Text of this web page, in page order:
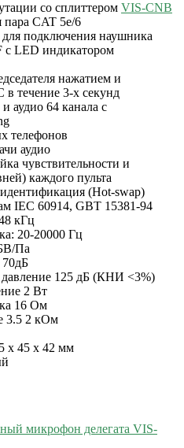
со сплиттером VIS-CNB
CAT 5e/6
для подключения наушника
с LED индикатором
нажатием и
течение 3-х секунд
аудио 64 канала с
телефонов
аудио
чувствительности и
каждого пульта
(Hot-swap)
IEC 60914, GBT 15381-94
кГц
20-20000 Гц
Па
давление 125 дБ (КНИ <3%)
2 Вт
16 Ом
3.5 2 кОм
х 45 х 42 мм